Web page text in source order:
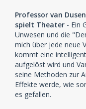
Professor van
spielt Theater - Ein
Unwesen und die
mich über jede neue
kommt eine
aufgelöst wird und
seine Methoden zur
Effekte werde, wie
es gefallen.